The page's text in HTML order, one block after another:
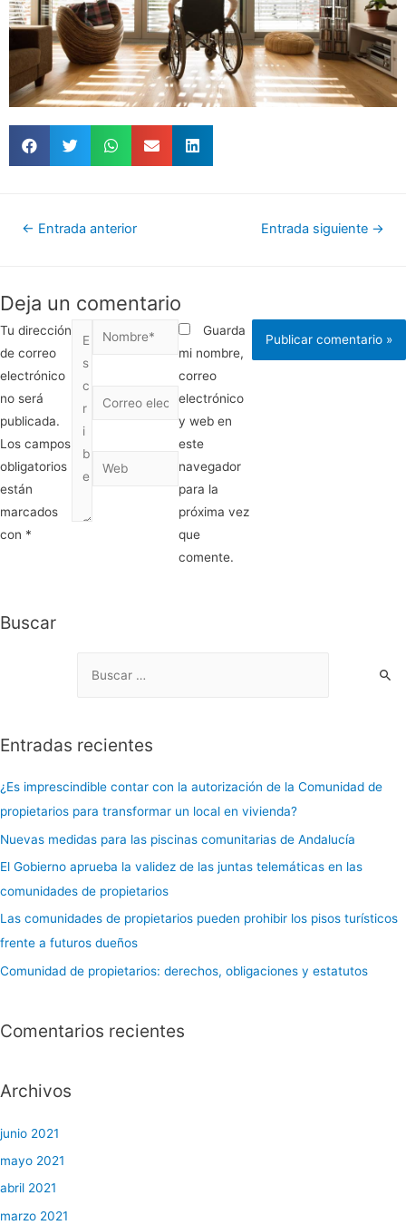
← Entrada anterior Entrada siguiente →
Deja un comentario
Tu dirección
de correo
electrónico
no será
publicada.
Los campos
obligatorios
están
marcados
con *
Guarda
mi nombre,
correo
electrónico
y web en
este
navegador
para la
próxima vez
que
comente.
Buscar
Entradas recientes
¿Es imprescindible contar con la autorización de la Comunidad de
propietarios para transformar un local en vivienda?
Nuevas medidas para las piscinas comunitarias de Andalucía
El Gobierno aprueba la validez de las juntas telemáticas en las
comunidades de propietarios
Las comunidades de propietarios pueden prohibir los pisos turísticos
frente a futuros dueños
Comunidad de propietarios: derechos, obligaciones y estatutos
Comentarios recientes
Archivos
junio 2021
mayo 2021
abril 2021
marzo 2021